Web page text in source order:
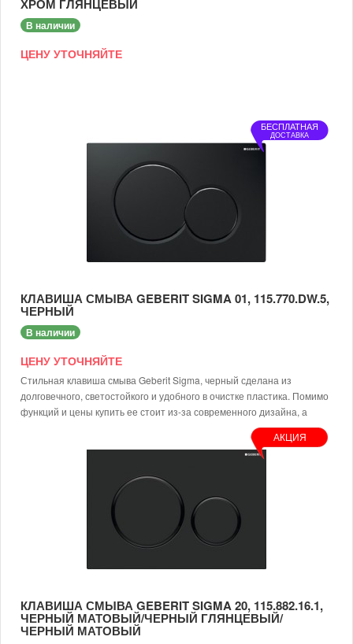
ХРОМ ГЛЯНЦЕВЫЙ
В наличии
ЦЕНУ УТОЧНЯЙТЕ
БЕСПЛАТНАЯ
ДОСТАВКА
КЛАВИША СМЫВА GEBERIT SIGMA 01, 115.770.DW.5,
ЧЕРНЫЙ
В наличии
ЦЕНУ УТОЧНЯЙТЕ
Стильная клавиша смыва Geberit Sigma, черный сделана из
долговечного, светостойкого и удобного в очистке пластика. Помимо
функций и цены купить ее стоит из-за современного дизайна, а
легкого монтажа без инструментов;
как и любой другой швейцарский товар, клавиша смыва
Geberit Sigma, черный имеет 100% гарантию от
защиты от грибка и плесени;
наличия шумопоглощающих толкателей привода.
Спешите купить черную фронтальную клавишу, пока цена не
АКЦИЯ
КЛАВИША СМЫВА GEBERIT SIGMA 20, 115.882.16.1,
ЧЕРНЫЙ МАТОВЫЙ/ЧЕРНЫЙ ГЛЯНЦЕВЫЙ/
ЧЕРНЫЙ МАТОВЫЙ